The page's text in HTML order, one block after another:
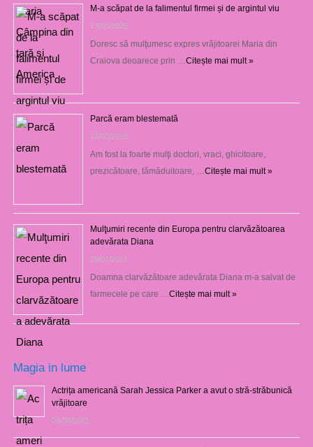
M-a scăpat de la falimentul firmei și de argintul viu
13/03/2025
Doresc să mulţumesc expres vrăjitoarei Maria din
Craiova deoarece prin … Citește mai mult »
Parcă eram blestemată
12/03/2025
Am fost la foarte mulţi doctori, vraci, ghicitoare,
prezicătoare, tămăduitoare, … Citește mai mult »
Mulţumiri recente din Europa pentru clarvăzătoarea
adevărata Diana
29/01/2021
Doamna clarvăzătoare adevărata Diana m-a salvat de
farmecele pe care … Citește mai mult »
Magia in lume
Actrița americană Sarah Jessica Parker a avut o stră-străbunică
vrăjitoare
03/08/2021